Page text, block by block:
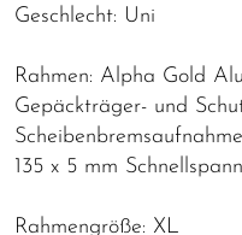
Geschlecht: Uni
Rahmen: Alpha Gold
Gepäckträger- und
135 x 5 mm
Rahmengröße: XL